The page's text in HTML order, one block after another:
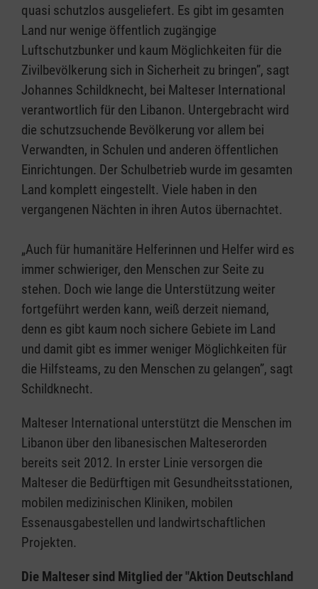
quasi schutzlos ausgeliefert. Es gibt im gesamten
Land nur wenige öffentlich zugängige
Luftschutzbunker und kaum Möglichkeiten für die
Zivilbevölkerung sich in Sicherheit zu bringen”, sagt
Johannes Schildknecht, bei Malteser International
verantwortlich für den Libanon. Untergebracht wird
die schutzsuchende Bevölkerung vor allem bei
Verwandten, in Schulen und anderen öffentlichen
Einrichtungen. Der Schulbetrieb wurde im gesamten
Land komplett eingestellt. Viele haben in den
vergangenen Nächten in ihren Autos übernachtet.
„Auch für humanitäre Helferinnen und Helfer wird es
immer schwieriger, den Menschen zur Seite zu
stehen. Doch wie lange die Unterstützung weiter
fortgeführt werden kann, weiß derzeit niemand,
denn es gibt kaum noch sichere Gebiete im Land
und damit gibt es immer weniger Möglichkeiten für
die Hilfsteams, zu den Menschen zu gelangen”, sagt
Schildknecht.
Malteser International unterstützt die Menschen im
Libanon über den libanesischen Malteserorden
bereits seit 2012. In erster Linie versorgen die
Malteser die Bedürftigen mit Gesundheitsstationen,
mobilen medizinischen Kliniken, mobilen
Essenausgabestellen und landwirtschaftlichen
Projekten.
Die Malteser sind Mitglied der "Aktion Deutschland